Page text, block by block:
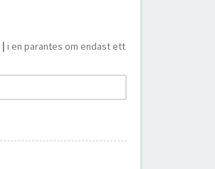
| i en parantes om endast ett